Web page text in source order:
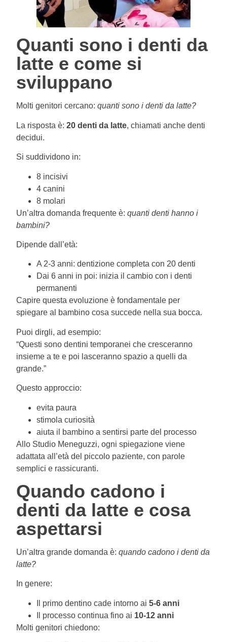
Quanti sono i denti da
latte e come si
sviluppano
Molti genitori cercano: quanti sono i denti da latte?
La risposta è: 20 denti da latte, chiamati anche denti
decidui.
Si suddividono in:
8 incisivi
4 canini
8 molari
Un’altra domanda frequente è: quanti denti hanno i
bambini?
Dipende dall’età:
A 2-3 anni: dentizione completa con 20 denti
Dai 6 anni in poi: inizia il cambio con i denti
permanenti
Capire questa evoluzione è fondamentale per
spiegare al bambino cosa succede nella sua bocca.
Puoi dirgli, ad esempio:
“Questi sono dentini temporanei che cresceranno
insieme a te e poi lasceranno spazio a quelli da
grande.”
Questo approccio:
evita paura
stimola curiosità
aiuta il bambino a sentirsi parte del processo
Allo Studio Meneguzzi, ogni spiegazione viene
adattata all’età del piccolo paziente, con parole
semplici e rassicuranti.
Quando cadono i
denti da latte e cosa
aspettarsi
Un’altra grande domanda è: quando cadono i denti da
latte?
In genere:
Il primo dentino cade intorno ai 5-6 anni
Il processo continua fino ai 10-12 anni
Molti genitori chiedono: